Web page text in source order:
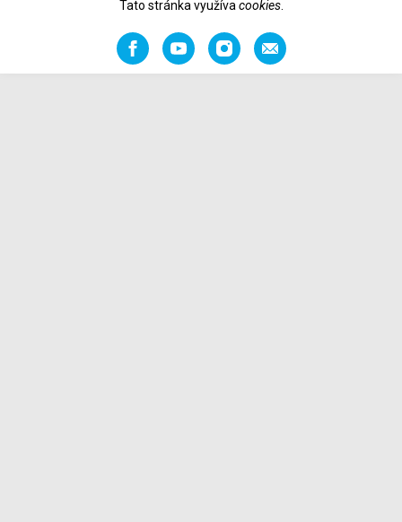
Tato stránka využíva cookies.
FacebookYouTubeInstagramOdporučiť